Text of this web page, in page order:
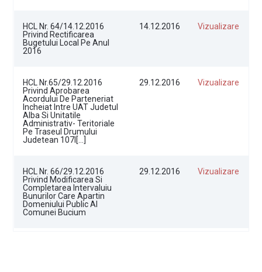
HCL Nr. 64/14.12.2016
Privind Rectificarea
Bugetului Local Pe Anul
2016
14.12.2016 Vizualizare
HCL Nr.65/29.12.2016
Privind Aprobarea
Acordului De Parteneriat
Incheiat Intre UAT Judetul
Alba Si Unitatile
Administrativ- Teritoriale
Pe Traseul Drumului
Judetean 107I[…]
29.12.2016 Vizualizare
HCL Nr. 66/29.12.2016
Privind Modificarea Si
Completarea Intervaluiu
Bunurilor Care Apartin
Domeniului Public Al
Comunei Bucium
29.12.2016 Vizualizare